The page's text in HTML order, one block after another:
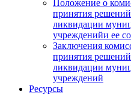
Положение о
принятия
ликвидации
учрежденийи ее
Заключения
принятия
ликвидации
учреждений
Ресурсы